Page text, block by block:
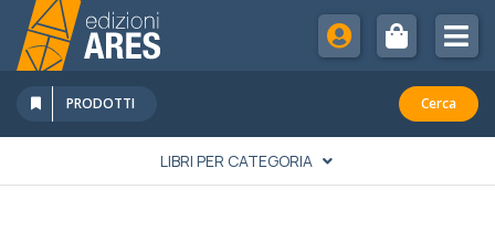
Salta
contenuto
Chi Siamo
Sostienici
Abbonamenti
PRODOTTI Cerca
LIBRI PER CATEGORIA